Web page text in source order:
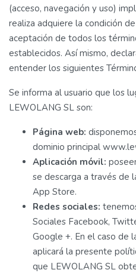
(acceso, navegación y uso)
realiza adquiere la condición
aceptación de todos los
establecidos. Así mismo,
entender los siguientes
Se informa al usuario que los
LEWOLANG SL son:
Página web:
dominio principal
Aplicación móvil:
se descarga a través de
App Store.
Redes sociales:
Sociales Facebook,
Google +. En el caso de
aplicará la presente
que LEWOLANG SL